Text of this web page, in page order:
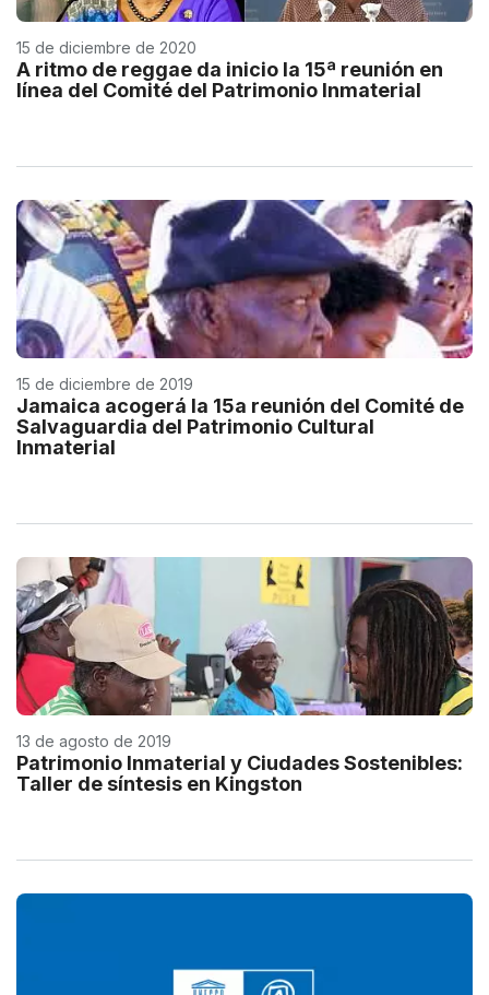
15 de diciembre de 2020
A ritmo de reggae da inicio la 15ª reunión en
línea del Comité del Patrimonio Inmaterial
15 de diciembre de 2019
Jamaica acogerá la 15a reunión del Comité de
Salvaguardia del Patrimonio Cultural
Inmaterial
13 de agosto de 2019
Patrimonio Inmaterial y Ciudades Sostenibles:
Taller de síntesis en Kingston